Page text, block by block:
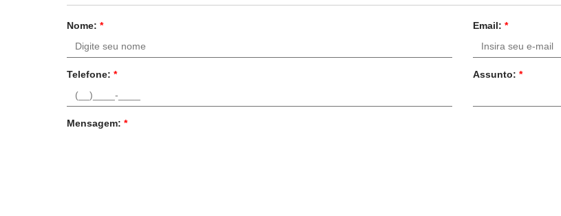
Nome:* Email: *
Telefone:* Assunto: *
Mensagem:*